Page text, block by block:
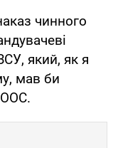
чинного
який, як я
мав би
ООС.